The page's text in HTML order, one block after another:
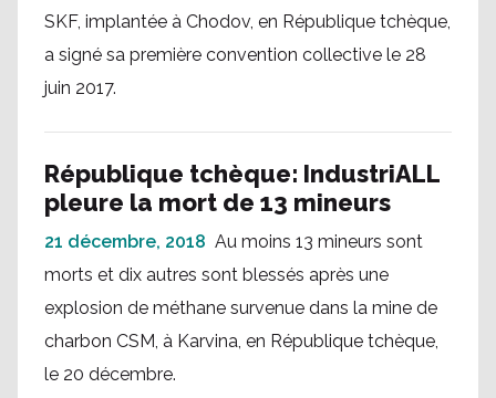
SKF, implantée à Chodov, en République tchèque,
a signé sa première convention collective le 28
juin 2017.
République tchèque: IndustriALL
pleure la mort de 13 mineurs
21 décembre, 2018 Au moins 13 mineurs sont
morts et dix autres sont blessés après une
explosion de méthane survenue dans la mine de
charbon CSM, à Karvina, en République tchèque,
le 20 décembre.